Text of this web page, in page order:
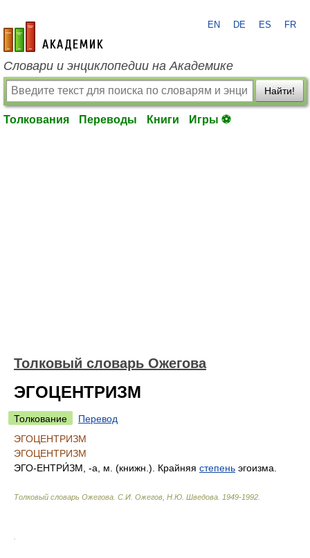
academic.ru
EN DE ES FR
Словари и энциклопедии на Академике
Найти!
Толкования Переводы Книги Игры ⚽
Толковый словарь Ожегова
ЭГОЦЕНТРИЗМ
Толкование
Перевод
ЭГОЦЕНТРИЗМ
ЭГОЦЕНТРИЗМ
ЭГО-ЕНТРИ́ЗМ, -а, м. (книжн.). Крайняя степень эгоизма.
Толковый словарь Ожегова С.И. Ожегов, Н.Ю. Шведова. 1949-1992